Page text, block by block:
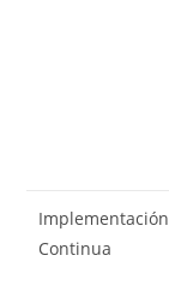
Implementación
Continua